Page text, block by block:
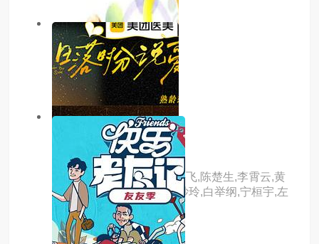
7.0分 更新至01集
去远方第二季
主演：吴彦祖
8.0分 更新至20260113集
因为是想写成歌
主演：何洁,黄雅莉,厉娜,许飞,陈楚生,李霄云,黄
英,曾轶可,段林希,刘忻,苏妙玲,白举纲,宁桓宇,左
立